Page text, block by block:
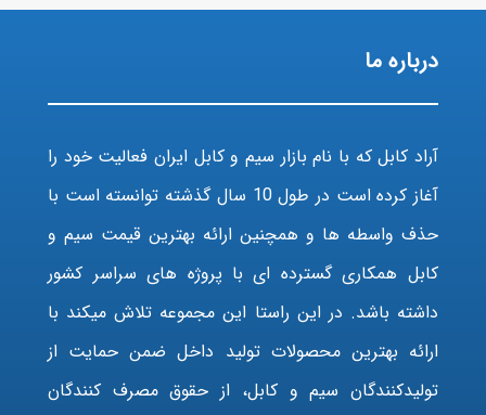
درباره ما
آراد کابل که با نام بازار سیم و کابل ایران فعالیت خود را
آغاز کرده است در طول 10 سال گذشته توانسته است با
حذف واسطه ها و همچنین ارائه بهترین قیمت سیم و
کابل همکاری گسترده ای با پروژه های سراسر کشور
داشته باشد. در این راستا این مجموعه تلاش میکند با
ارائه بهترین محصولات تولید داخل ضمن حمایت از
تولیدکنندگان سیم و کابل، از حقوق مصرف کنندگان